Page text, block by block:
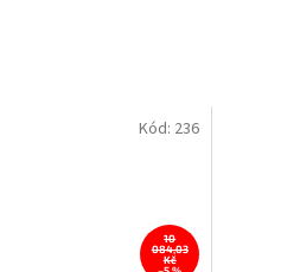
10
084,03
Kč
Kód: 236